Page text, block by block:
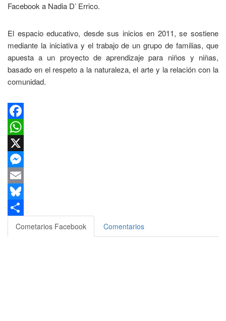
Facebook a Nadia D’ Errico.
El espacio educativo, desde sus inicios en 2011, se sostiene
mediante la iniciativa y el trabajo de un grupo de familias, que
apuesta a un proyecto de aprendizaje para niños y niñas,
basado en el respeto a la naturaleza, el arte y la relación con la
comunidad.
Facebook
WhatsApp
X
Messenger
Email
Bluesky
Compartir
Cometarios Facebook Comentarios